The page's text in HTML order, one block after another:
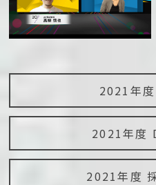
2021年
2021年度
2021年度